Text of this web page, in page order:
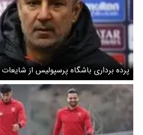
پرده برداری باشگاه پرسپولیس از شایعات